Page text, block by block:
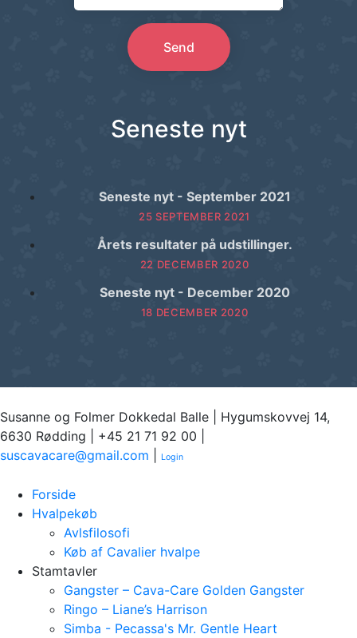
Send
Seneste nyt
Seneste nyt - September 2021
25 SEPTEMBER 2021
Årets resultater på udstillinger.
22 DECEMBER 2020
Seneste nyt - December 2020
18 DECEMBER 2020
Susanne og Folmer Dokkedal Balle | Hygumskovvej 14,
6630 Rødding | +45 21 71 92 00 |
suscavacare@gmail.com
Login
Forside
Hvalpekøb
Avlsfilosofi
Køb af Cavalier hvalpe
Stamtavler
Gangster – Cava-Care Golden Gangster
Ringo – Liane’s Harrison
Simba - Pecassa's Mr. Gentle Heart